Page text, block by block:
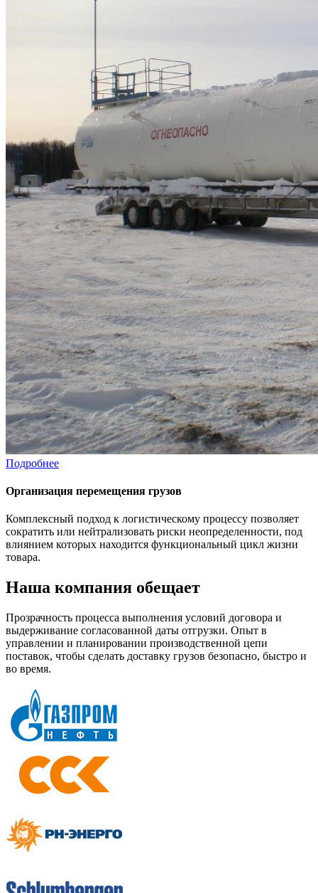
Подробнее
Организация перемещения грузов
Комплексный подход к логистическому процессу позволяет
сократить или нейтрализовать риски неопределенности, под
влиянием которых находится функциональный цикл жизни
товара.
Наша компания обещает
Прозрачность процесса выполнения условий договора и
выдерживание согласованной даты отгрузки. Опыт в
управлении и планировании производственной цепи
поставок, чтобы сделать доставку грузов безопасно, быстро и
во время.